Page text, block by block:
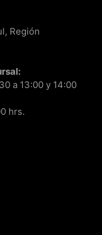
Región
a 13:00 y 14:00
hrs.